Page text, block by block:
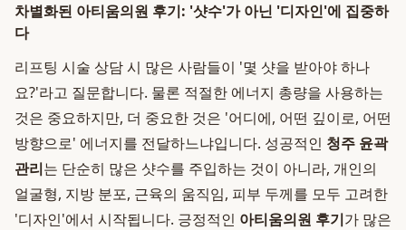
차별화된 아티움의원 후기: '샷수'가 아닌 '디자인'에 집중하
다
리프팅 시술 상담 시 많은 사람들이 '몇 샷을 받아야 하나
요?'라고 질문합니다. 물론 적절한 에너지 총량을 사용하는
것은 중요하지만, 더 중요한 것은 '어디에, 어떤 깊이로, 어떤
방향으로' 에너지를 전달하느냐입니다. 성공적인 청주 윤곽
관리는 단순히 많은 샷수를 주입하는 것이 아니라, 개인의
얼굴형, 지방 분포, 근육의 움직임, 피부 두께를 모두 고려한
'디자인'에서 시작됩니다. 긍정적인 아티움의원 후기가 많은